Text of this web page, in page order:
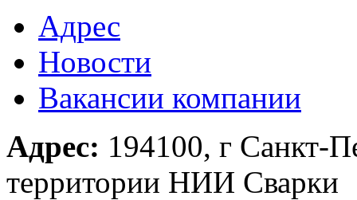
Адрес
Новости
Вакансии компании
Адрес: 194100, г Санкт-
территории НИИ Сварки